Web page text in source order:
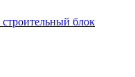
блок